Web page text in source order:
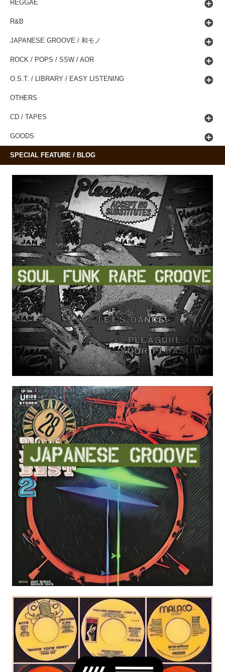
REGGAE
R&B
JAPANESE GROOVE / 和モノ
ROCK / POPS / SSW / AOR
O.S.T. / LIBRARY / EASY LISTENING
OTHERS
CD / TAPES
GOODS
SPECIAL FEATURE / BLOG